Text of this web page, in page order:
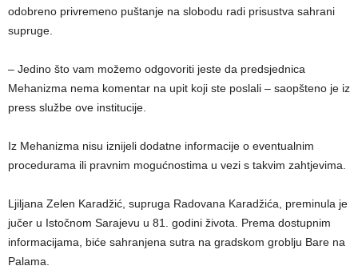
odobreno privremeno puštanje na slobodu radi prisustva sahrani
supruge.
– Jedino što vam možemo odgovoriti jeste da predsjednica
Mehanizma nema komentar na upit koji ste poslali – saopšteno je iz
press službe ove institucije.
Iz Mehanizma nisu iznijeli dodatne informacije o eventualnim
procedurama ili pravnim mogućnostima u vezi s takvim zahtjevima.
Ljiljana Zelen Karadžić, supruga Radovana Karadžića, preminula je
jučer u Istočnom Sarajevu u 81. godini života. Prema dostupnim
informacijama, biće sahranjena sutra na gradskom groblju Bare na
Palama.